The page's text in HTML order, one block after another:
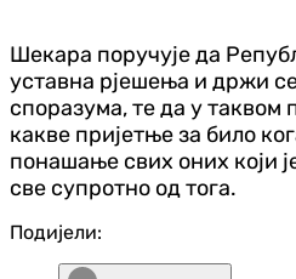
Шекара поручује да
уставна рјешења и држи
споразума, те да у
какве пријетње за било
понашање свих оних који
све супротно од тога.
Подијели: